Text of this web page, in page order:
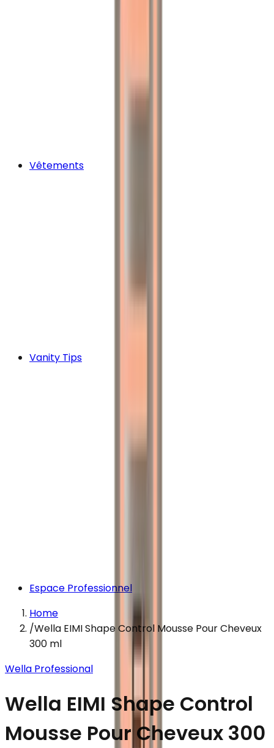
Vêtements
Vanity Tips
Espace Professionnel
Home
/Wella EIMI Shape Control Mousse Pour Cheveux
300 ml
Wella Professional
Wella EIMI Shape Control
Mousse Pour Cheveux 300